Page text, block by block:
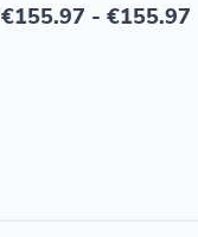
€155.97 - €155.97